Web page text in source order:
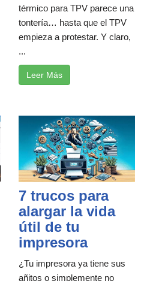
térmico para TPV parece una
tontería… hasta que el TPV
empieza a protestar. Y claro,
...
Leer Más
7 trucos para
alargar la vida
útil de tu
impresora
¿Tu impresora ya tiene sus
añitos o simplemente no